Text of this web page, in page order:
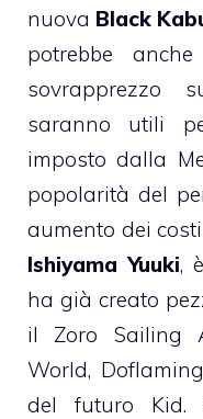
nuova Black
potrebbe
sovrapprezzo
saranno utili
imposto dalla
popolarità del
aumento dei
Ishiyama Yuuki,
ha già creato
il Zoro Sailing
World,
del futuro Kid.